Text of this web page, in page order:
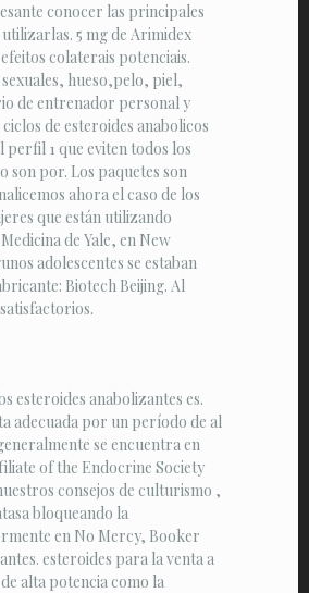
conocer las principales
5 mg de Arimidex
colaterais potenciais.
hueso,pelo, piel,
de entrenador personal y
de esteroides anabolicos
1 que eviten todos los
son por. Los paquetes son
ahora el caso de los
que están utilizando
de Yale, en New
adolescentes se estaban
Biotech Beijing. Al
esteroides anabolizantes es.
adecuada por un período de al
se encuentra en
of the Endocrine Society
consejos de culturismo ,
bloqueando la
en No Mercy, Booker
esteroides para la venta a
alta potencia como la